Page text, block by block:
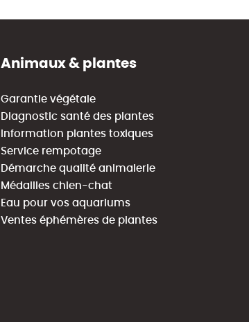
Animaux & plantes
Garantie végétale
Diagnostic santé des plantes
Information plantes toxiques
Service rempotage
Démarche qualité animalerie
Médailles chien-chat
Eau pour vos aquariums
Ventes éphémères de plantes